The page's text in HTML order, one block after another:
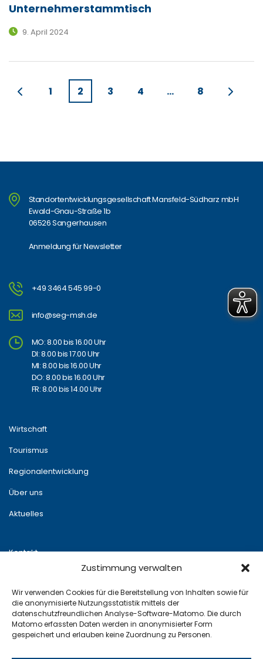
Zustimmung verwalten
Wir verwenden Cookies für die Bereitstellung von Inhalten sowie für
die anonymisierte Nutzungsstatistik mittels der
datenschutzfreundlichen Analyse-Software-Matomo. Die durch
Matomo erfassten Daten werden in anonymisierter Form
gespeichert und erlauben keine Zuordnung zu Personen.
Unternehmerstammtisch
9. April 2024
1 2 3 4 … 8
Standortentwicklungsgesellschaft Mansfeld-Südharz mbH
Ewald-Gnau-Straße 1b
06526 Sangerhausen
Anmeldung für Newsletter
+49 3464 545 99-0
info@seg-msh.de
MO: 8.00 bis 16.00 Uhr
DI: 8.00 bis 17.00 Uhr
MI: 8.00 bis 16.00 Uhr
DO: 8.00 bis 16.00 Uhr
FR: 8.00 bis 14.00 Uhr
Wirtschaft
Tourismus
Regionalentwicklung
Über uns
Aktuelles
Kontakt
Impressum
Datenschutz